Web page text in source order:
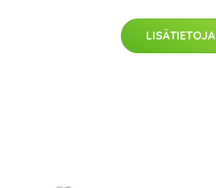
LISÄTIETOJA